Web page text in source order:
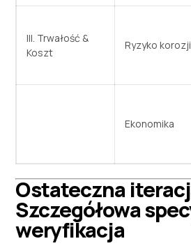
III. Trwałość &
Koszt
Ryzyko korozji
Ekonomika
Ostateczna
Szczegółowa
weryfikacja